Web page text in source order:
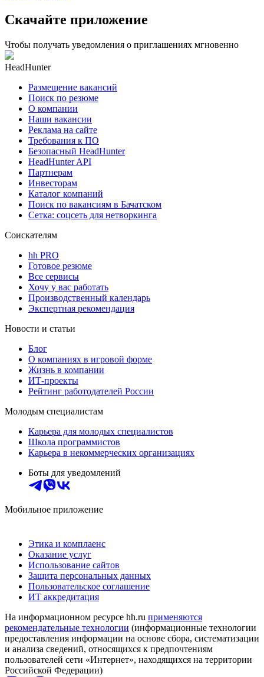
Скачайте приложение
Чтобы получать уведомления о приглашениях мгновенно
HeadHunter
Размещение вакансий
Поиск по резюме
О компании
Наши вакансии
Реклама на сайте
Требования к ПО
Безопасный HeadHunter
HeadHunter API
Партнерам
Инвесторам
Каталог компаний
Поиск по вакансиям в Бачатском
Сетка: соцсеть для нетворкинга
Соискателям
hh PRO
Готовое резюме
Все сервисы
Хочу у вас работать
Производственный календарь
Экспертная рекомендация
Новости и статьи
Блог
О компаниях в игровой форме
Жизнь в компании
ИТ-проекты
Рейтинг работодателей России
Молодым специалистам
Карьера для молодых специалистов
Школа программистов
Карьера в некоммерческих организациях
Боты для уведомлений
Мобильное приложение
Этика и комплаенс
Оказание услуг
Использование сайтов
Защита персональных данных
Пользовательское соглашение
ИТ аккредитация
На информационном ресурсе hh.ru применяются
рекомендательные технологии (информационные технологии
предоставления информации на основе сбора, систематизации
и анализа сведений, относящихся к предпочтениям
пользователей сети «Интернет», находящихся на территории
Российской Федерации)